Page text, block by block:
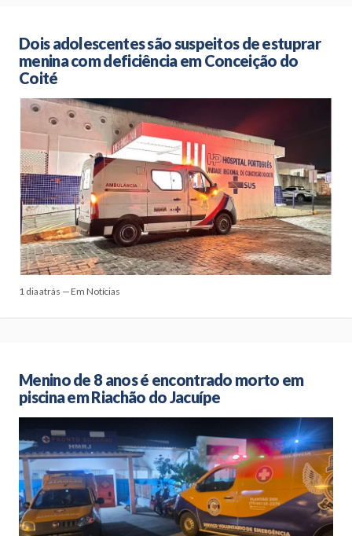
Dois adolescentes são suspeitos de estuprar
menina com deficiência em Conceição do
Coité
1 dia atrás — Em Notícias
Menino de 8 anos é encontrado morto em
piscina em Riachão do Jacuípe